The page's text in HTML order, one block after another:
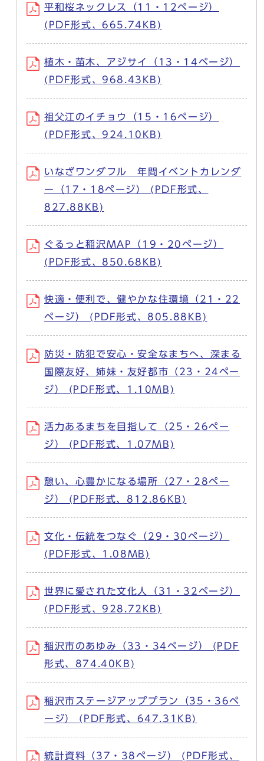
平和桜ネックレス（11・12ページ）
(PDF形式、665.74KB)
植木・苗木、アジサイ（13・14ページ）
(PDF形式、968.43KB)
祖父江のイチョウ（15・16ページ）
(PDF形式、924.10KB)
いなざワンダフル 年間イベントカレンダ
ー（17・18ページ） (PDF形式、
827.88KB)
ぐるっと稲沢MAP（19・20ページ）
(PDF形式、850.68KB)
快適・便利で、健やかな住環境（21・22
ページ） (PDF形式、805.88KB)
防災・防犯で安心・安全なまちへ、深まる
国際友好、姉妹・友好都市（23・24ペー
ジ） (PDF形式、1.10MB)
活力あるまちを目指して（25・26ペー
ジ） (PDF形式、1.07MB)
憩い、心豊かになる場所（27・28ペー
ジ） (PDF形式、812.86KB)
文化・伝統をつなぐ（29・30ページ）
(PDF形式、1.08MB)
世界に愛された文化人（31・32ページ）
(PDF形式、928.72KB)
稲沢市のあゆみ（33・34ページ） (PDF
形式、874.40KB)
稲沢市ステージアッププラン（35・36ペ
ージ） (PDF形式、647.31KB)
統計資料（37・38ページ） (PDF形式、